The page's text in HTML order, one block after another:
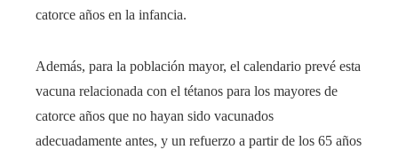
catorce años en la infancia.
Además, para la población mayor, el calendario prevé esta
vacuna relacionada con el tétanos para los mayores de
catorce años que no hayan sido vacunados
adecuadamente antes, y un refuerzo a partir de los 65 años